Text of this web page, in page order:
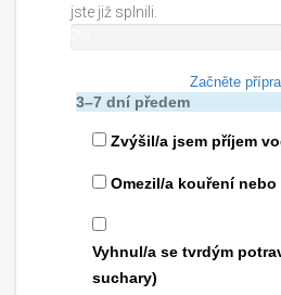
jste již splnili.
Začněte
3–7 dní předem
Zvýšil/a jsem příjem
Omezil/a kouření
Vyhnul/a se tvrdým
suchary)